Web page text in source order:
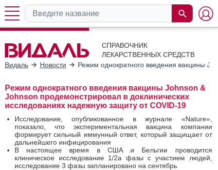
СПРАВОЧНИК
ЛЕКАРСТВЕННЫХ СРЕДСТВ
Видаль
Новости Режим однократного введения вакцины
Режим однократного введения вакцины Johnson &
Johnson продемонстрировал в доклинических
исследованиях надежную защиту от COVID-19
Исследование, опубликованное в журнале «Nature»,
показало, что экспериментальная вакцина компании
формирует сильный иммунный ответ, который защищает от
дальнейшего инфицирования
В настоящее время в США и Бельгии проводится
клиническое исследование 1/2a фазы с участием людей,
исследование 3 фазы запланировано на сентябрь